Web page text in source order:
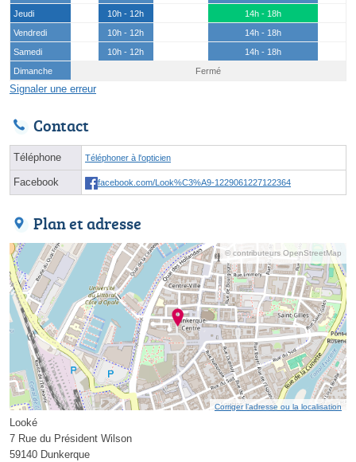
Jeudi
10h - 12h
14h - 18h
Vendredi
10h - 12h
14h - 18h
Samedi
10h - 12h
14h - 18h
Dimanche
Fermé
Signaler une erreur
Contact
Téléphone Téléphoner à l'opticien
Facebook facebook.com/Look%C3%A9-1229061227122364
Plan et adresse
© contributeurs OpenStreetMap
Corriger l’adresse ou la localisation
Looké
7 Rue du Président Wilson
59140 Dunkerque